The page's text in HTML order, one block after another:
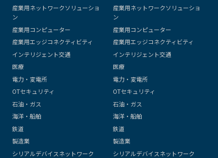
産業用ネットワークソリューショ
ン
産業用コンピューター
産業用エッジコネクティビティ
インテリジェント交通
医療
電力・変電所
OTセキュリティ
石油・ガス
海洋・船舶
鉄道
製造業
シリアルデバイスネットワーク
産業用ネットワークソリューショ
ン
産業用コンピューター
産業用エッジコネクティビティ
インテリジェント交通
医療
電力・変電所
OTセキュリティ
石油・ガス
海洋・船舶
鉄道
製造業
シリアルデバイスネットワーク